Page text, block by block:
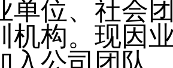
单位、社会
机构。现因